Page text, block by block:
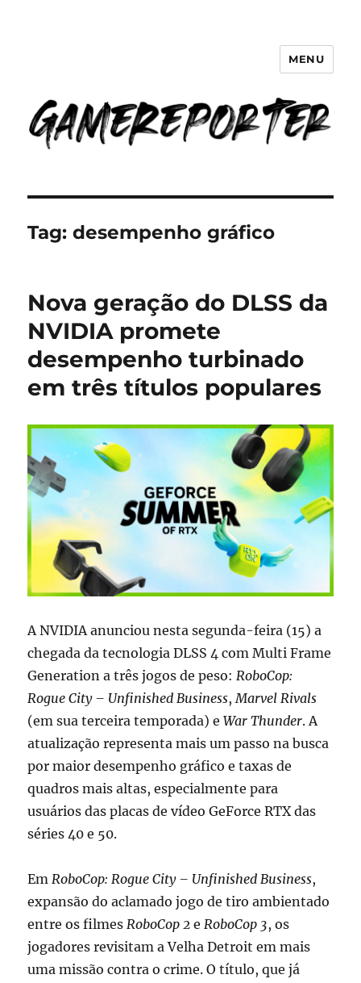
GameReporter | Cultura Gamer
MENU
Tag:desempenho gráfico
Nova geração do DLSS da
NVIDIA promete
desempenho turbinado
em três títulos populares
A NVIDIA anunciou nesta segunda-feira (15) a
chegada da tecnologia DLSS 4 com Multi Frame
Generation a três jogos de peso:RoboCop:
Rogue City – Unfinished Business,Marvel Rivals
(em sua terceira temporada) eWar Thunder. A
atualização representa mais um passo na busca
por maior desempenho gráfico e taxas de
quadros mais altas, especialmente para
usuários das placas de vídeo GeForce RTX das
séries 40 e 50.
EmRoboCop: Rogue City – Unfinished Business,
expansão do aclamado jogo de tiro ambientado
entre os filmesRoboCop 2 eRoboCop 3, os
jogadores revisitam a Velha Detroit em mais
uma missão contra o crime. O título, que já